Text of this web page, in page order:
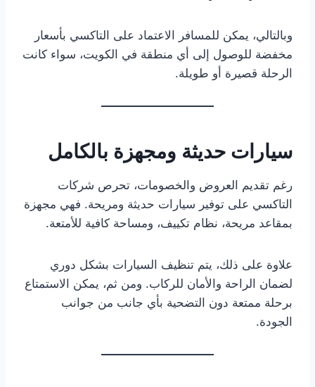
وبالتالي، يمكن للمسافر الاعتماد على التاكسي بأسعار
مخفضة للوصول إلى أي منطقة في الكويت، سواء كانت
الرحلة قصيرة أو طويلة.
سيارات حديثة ومجهزة بالكامل
رغم تقديم العروض والخصومات، تحرص شركات
التاكسي على توفير سيارات حديثة ومريحة. فهي مجهزة
بمقاعد مريحة، نظام تكييف، ومساحة كافية للأمتعة.
علاوة على ذلك، يتم تنظيف السيارات بشكل دوري
لضمان الراحة والأمان للركاب. ومن ثم، يمكن الاستمتاع
برحلة ممتعة دون التضحية بأي جانب من جوانب
الجودة.